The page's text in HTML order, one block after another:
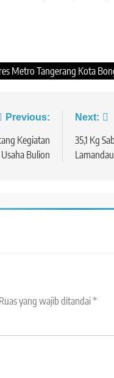
Metro Tangerang Kota
Previous:
Kegiatan
Usaha Bulion
Next:
35,1 Kg
Ruas yang wajib ditandai*